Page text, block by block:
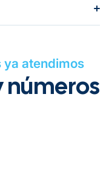
ya atendimos
números